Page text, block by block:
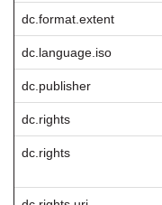
dc.format.extent
dc.language.iso
dc.publisher
dc.rights
dc.rights